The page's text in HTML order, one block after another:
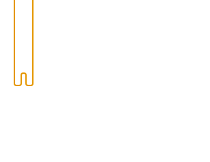
9 9